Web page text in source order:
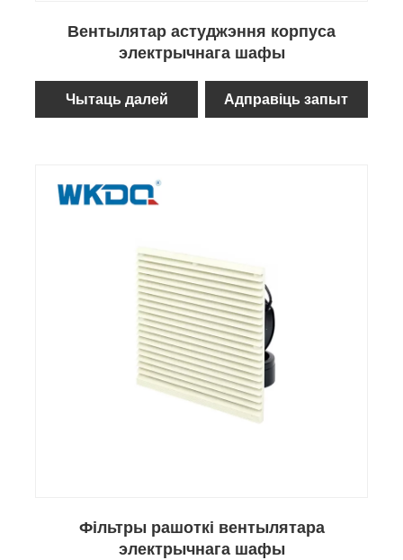
Вентылятар астуджэння корпуса
электрычнага шафы
Чытаць далей Адправіць запыт
Фільтры рашоткі вентылятара
электрычнага шафы